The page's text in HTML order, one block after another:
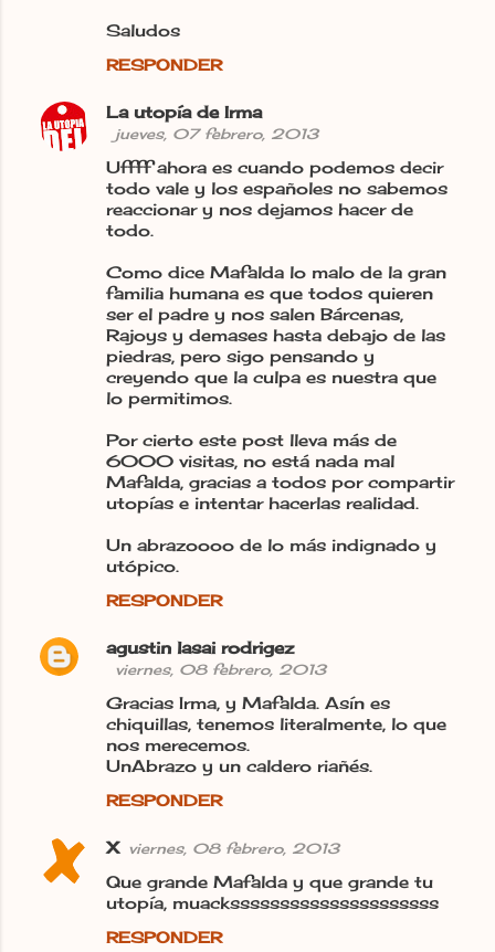
Saludos
RESPONDER
La utopía de Irma
jueves, 07 febrero, 2013
Uffff ahora es cuando podemos decir
todo vale y los españoles no sabemos
reaccionar y nos dejamos hacer de
todo.
Como dice Mafalda lo malo de la gran
familia humana es que todos quieren
ser el padre y nos salen Bárcenas,
Rajoys y demases hasta debajo de las
piedras, pero sigo pensando y
creyendo que la culpa es nuestra que
lo permitimos.
Por cierto este post lleva más de
6000 visitas, no está nada mal
Mafalda, gracias a todos por compartir
utopías e intentar hacerlas realidad.
Un abrazoooo de lo más indignado y
utópico.
RESPONDER
agustin lasai rodrigez
viernes, 08 febrero, 2013
Gracias Irma, y Mafalda. Asín es
chiquillas, tenemos literalmente, lo que
nos merecemos.
UnAbrazo y un caldero riañés.
RESPONDER
X viernes, 08 febrero, 2013
Que grande Mafalda y que grande tu
utopía, muacksssssssssssssssssssss
RESPONDER